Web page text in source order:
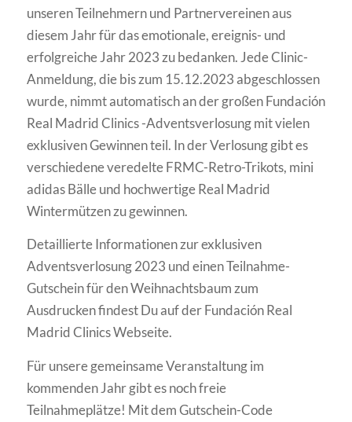
unseren Teilnehmern und Partnervereinen aus
diesem Jahr für das emotionale, ereignis- und
erfolgreiche Jahr 2023 zu bedanken. Jede Clinic-
Anmeldung, die bis zum 15.12.2023 abgeschlossen
wurde, nimmt automatisch an der großen Fundación
Real Madrid Clinics -Adventsverlosung mit vielen
exklusiven Gewinnen teil. In der Verlosung gibt es
verschiedene veredelte FRMC-Retro-Trikots, mini
adidas Bälle und hochwertige Real Madrid
Wintermützen zu gewinnen.
Detaillierte Informationen zur exklusiven
Adventsverlosung 2023 und einen Teilnahme-
Gutschein für den Weihnachtsbaum zum
Ausdrucken findest Du auf der Fundación Real
Madrid Clinics Webseite.
Für unsere gemeinsame Veranstaltung im
kommenden Jahr gibt es noch freie
Teilnahmeplätze! Mit dem Gutschein-Code